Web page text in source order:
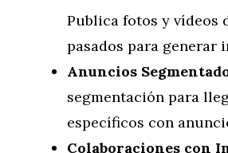
Publica fotos y vídeos
pasados para generar
Anuncios
segmentación para
específicos con
Colaboraciones con